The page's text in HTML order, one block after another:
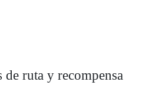
de ruta y recompensa